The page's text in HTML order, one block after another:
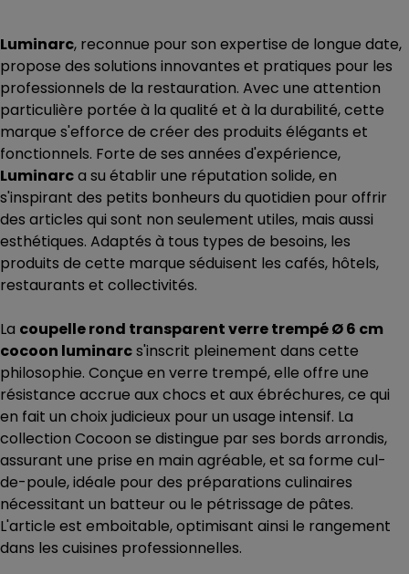
Luminarc, reconnue pour son expertise de longue date,
propose des solutions innovantes et pratiques pour les
professionnels de la restauration. Avec une attention
particulière portée à la qualité et à la durabilité, cette
marque s'efforce de créer des produits élégants et
fonctionnels. Forte de ses années d'expérience,
Luminarca su établir une réputation solide, en
s'inspirant des petits bonheurs du quotidien pour offrir
des articles qui sont non seulement utiles, mais aussi
esthétiques. Adaptés à tous types de besoins, les
produits de cette marque séduisent les cafés, hôtels,
restaurants et collectivités.
La coupelle rond transparent verre trempé Ø 6 cm
cocoon luminarcs'inscrit pleinement dans cette
philosophie. Conçue en verre trempé, elle offre une
résistance accrue aux chocs et aux ébréchures, ce qui
en fait un choix judicieux pour un usage intensif. La
collection Cocoon se distingue par ses bords arrondis,
assurant une prise en main agréable, et sa forme cul-
de-poule, idéale pour des préparations culinaires
nécessitant un batteur ou le pétrissage de pâtes.
L'article est emboitable, optimisant ainsi le rangement
dans les cuisines professionnelles.